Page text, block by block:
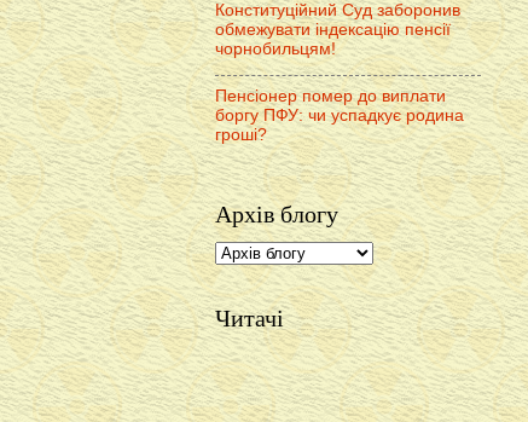
Конституційний Суд заборонив
обмежувати індексацію пенсії
чорнобильцям!
Пенсіонер помер до виплати
боргу ПФУ: чи успадкує родина
гроші?
Архів блогу
Читачі